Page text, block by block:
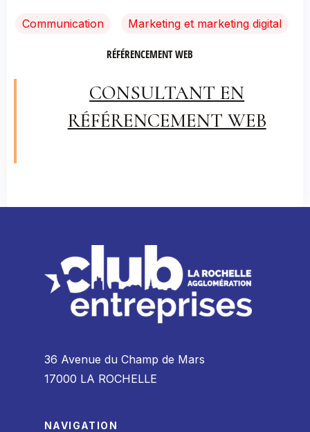
Communication Marketing et marketing digital
RÉFÉRENCEMENT WEB
CONSULTANT EN
RÉFÉRENCEMENT WEB
36 Avenue du Champ de Mars
17000 LA ROCHELLE
NAVIGATION